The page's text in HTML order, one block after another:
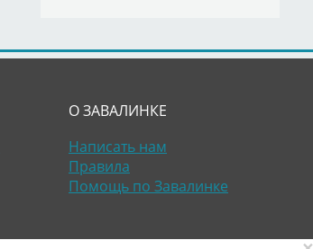
О ЗАВАЛИНКЕ
Написать нам
Правила
Помощь по Завалинке